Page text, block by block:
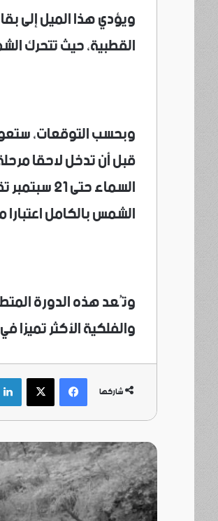
ويؤدي هذا الميل إلى
القطبية، حيث تتحرك
قبل أن تدخل لاحقا
السماء
الشمس بالكامل اعتبارا من 18 نوفمبر، ليستمر الظلام حتى 22
وتُعد هذه الدورة
والفلكية الأكثر
شاركها فيسبوك
‫X